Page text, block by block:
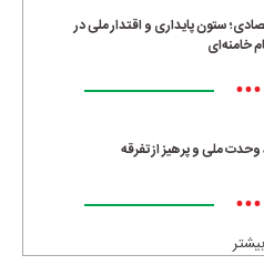
ستون پایداری و اقتدار ملی در
خامنه‌ای
•••
ملی و پرهیز از تفرقه
•••
بیشتر